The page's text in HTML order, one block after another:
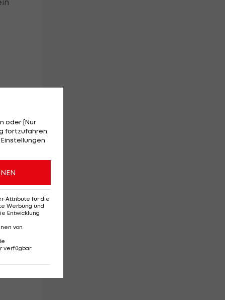
oder [Nur
fortzufahren.
Attribute für die
Werbung und
Entwicklung
von
verfügbar: